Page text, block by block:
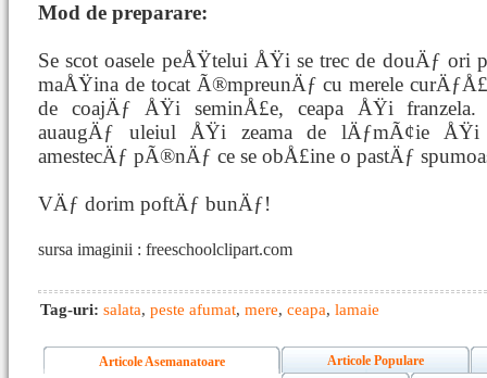
Mod de preparare:
Se scot oasele peÅŸtelui ÅŸi se trec de douÄƒ ori
maÅŸina de tocat Ã®mpreunÄƒ cu merele
de coajÄƒ ÅŸi seminÅ£e, ceapa ÅŸi franzela.
auaugÄƒ uleiul ÅŸi zeama de lÄƒmÃ¢ie ÅŸi
amestecÄƒ pÃ®nÄƒ ce se obÅ£ine o pastÄƒ
VÄƒ dorim poftÄƒ bunÄƒ!
sursa imaginii : freeschoolclipart.com
Tag-uri: salata, peste afumat, mere, ceapa, lamaie
Articole Asemanatoare
Articole Populare